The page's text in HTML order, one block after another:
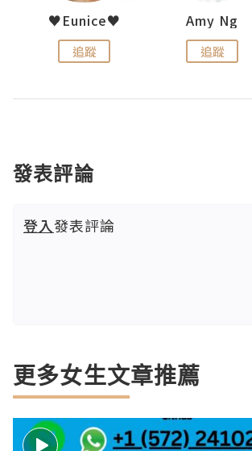
♥Eunice♥
追蹤
Amy Ng
追蹤
發表評論
登入發表評論
更多女生文章推薦